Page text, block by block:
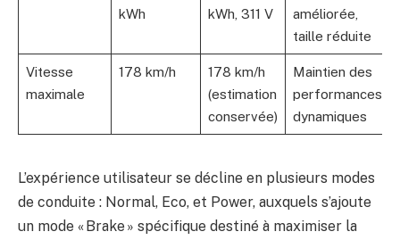
kWh
kWh, 311 V
améliorée,
taille réduite
Vitesse
maximale
178 km/h
178 km/h
(estimation
conservée)
Maintien des
performances
dynamiques
L’expérience utilisateur se décline en plusieurs modes
de conduite : Normal, Eco, et Power, auxquels s’ajoute
un mode « Brake » spécifique destiné à maximiser la